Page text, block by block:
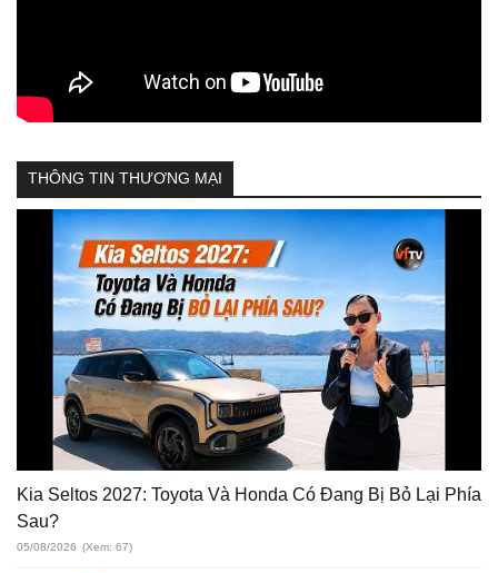
THÔNG TIN THƯƠNG MẠI
Kia Seltos 2027: Toyota Và Honda Có Đang Bị Bỏ Lại Phía
Sau?
05/08/2026 (Xem: 67)